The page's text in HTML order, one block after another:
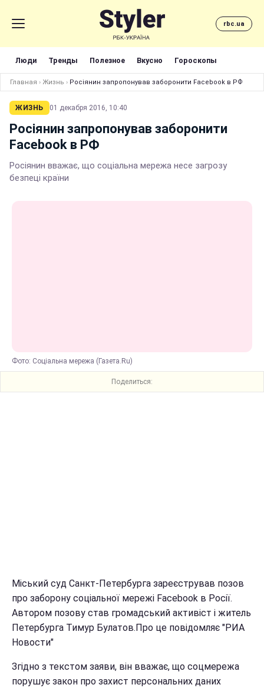
rbc.ua
Люди Тренды Полезное Вкусно Гороскопы
Главная › Жизнь › Росіянин запропонував заборонити Facebook в РФ
ЖИЗНЬ 01 декабря 2016, 10:40
Росіянин запропонував заборонити
Facebook в РФ
Росіянин вважає, що соціальна мережа несе загрозу
безпеці країни
Фото: Соціальна мережа (Газета.Ru)
Поделиться:
Міський суд Санкт-Петербурга зареєстрував позов
про заборону соціальної мережі Facebook в Росії.
Автором позову став громадський активіст і житель
Петербурга Тимур Булатов.Про це повідомляє "РИА
Новости"
Згідно з текстом заяви, він вважає, що соцмережа
порушує закон про захист персональних даних